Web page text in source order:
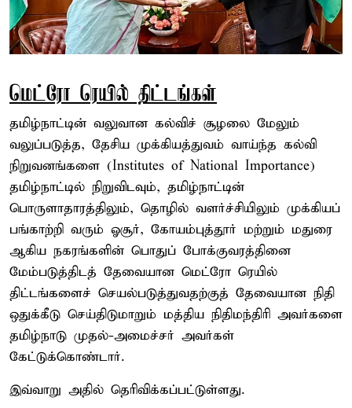
மெட்ரோ ரெயில் திட்டங்கள்
தமிழ்நாட்டின் வலுவான கல்விச் சூழலை மேலும்
வலுப்படுத்த, தேசிய முக்கியத்துவம் வாய்ந்த கல்வி
நிறுவனங்களை (Institutes of National Importance)
தமிழ்நாட்டில் நிறுவிடவும், தமிழ்நாட்டின்
பொருளாதாரத்திலும், தொழில் வளர்ச்சியிலும் முக்கியப்
பங்காற்றி வரும் ஓசூர், கோயம்புத்தூர் மற்றும் மதுரை
ஆகிய நகரங்களின் பொதுப் போக்குவரத்தினை
மேம்படுத்திடத் தேவையான மெட்ரோ ரெயில்
திட்டங்களைச் செயல்படுத்துவதற்குத் தேவையான நிதி
ஒதுக்கீடு செய்திடுமாறும் மத்திய நிதிமந்திரி அவர்களை
தமிழ்நாடு முதல்-அமைச்சர் அவர்கள்
கேட்டுக்கொண்டார்.
இவ்வாறு அதில் தெரிவிக்கப்பட்டுள்ளது.